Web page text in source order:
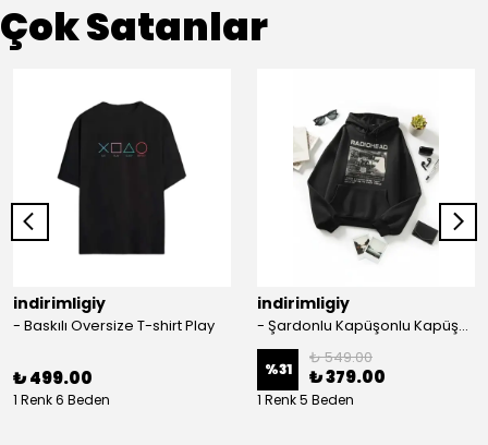
Çok Satanlar
indirimligiy
- Baskılı Oversize T-shirt Play
₺ 499.00
1 Renk 6 Beden
indirimligiy
- Şardonlu Kapüşonlu Kapüşonlu Kanguru Cep Oversize Lastik Paça Sweatshirt Takimi
%31
₺ 549.00
₺ 379.00
1 Renk 5 Beden